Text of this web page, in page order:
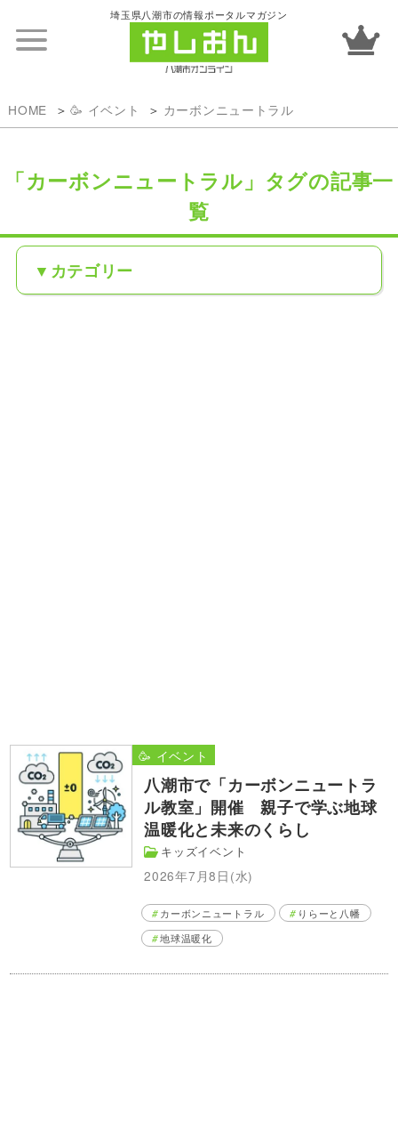
埼玉県八潮市の情報ポータルマガジン
HOME 🥳 イベント カーボンニュートラル
「カーボンニュートラル」タグの記事一
覧
カテゴリー
八潮市で「カーボンニュートラ
ル教室」開催 親子で学ぶ地球
温暖化と未来のくらし
キッズイベント
2026年7月8日(水)
🥳 イベント
カーボンニュートラル
りらーと八幡
地球温暖化